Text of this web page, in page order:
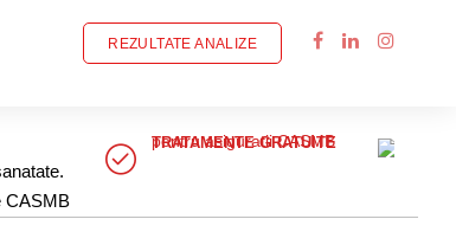
REZULTATE ANALIZE
CASMB
TRATAMENTE GRATUITE
pentru asiguratii CASMB